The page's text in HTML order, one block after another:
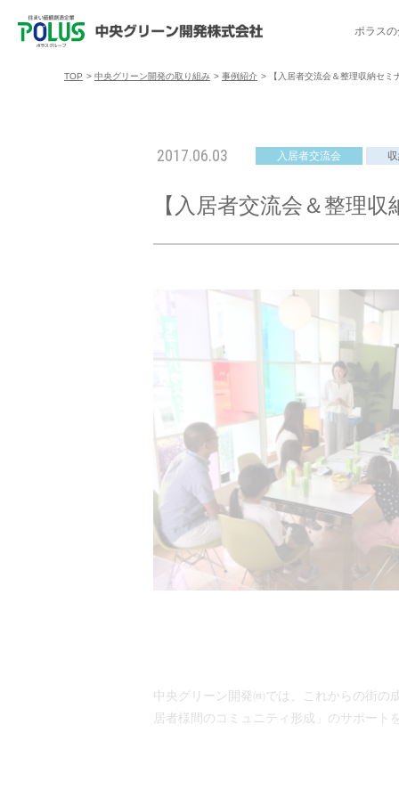
ポラスの
ポラスの分譲住宅を探す
ブランドから探す
ご入居までの流れ ポラ
中央グリーン開発の取り組み
TOP > 中央グリーン開発の取り組み > 事例紹介 > 【入居者交流会＆整理収納セミ
2017.06.03 入居者交流会
【入居者交流会＆整理収
中央グリーン開発㈱では、これからの街の
居者様間のコミュニティ形成」のサポート